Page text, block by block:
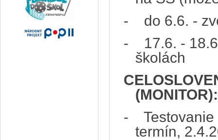
- do 6.6. -
- 17.6. -
školách
(MONITOR):
- Testovanie
termín,